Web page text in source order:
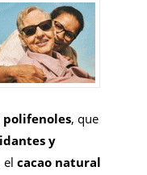
polifenoles, que
y
el cacao natural